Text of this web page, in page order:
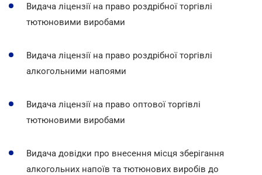
Видача ліцензії на право роздрібної торгівлі
тютюновими виробами
Видача ліцензії на право роздрібної торгівлі
алкогольними напоями
Видача ліцензії на право оптової торгівлі
тютюновими виробами
Видача довідки про внесення місця зберігання
алкогольних напоїв та тютюнових виробів до